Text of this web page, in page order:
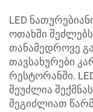
LED
ოთახში
თანამედროვე
თავსახურები
რესტორანში.
შეუძლია
შეგიძლიათ